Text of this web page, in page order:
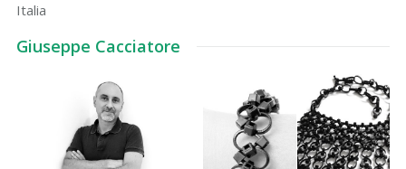
Italia
Giuseppe Cacciatore